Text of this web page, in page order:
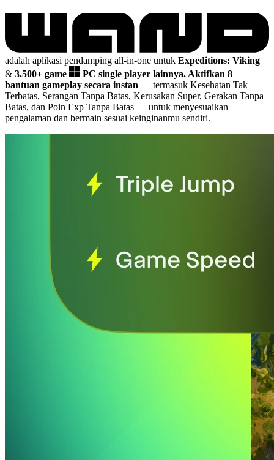
adalah aplikasi pendamping all-in-one untuk Expeditions: Viking
& 3.500+ game PC single player lainnya. Aktifkan 8
bantuan gameplay secara instan — termasuk Kesehatan Tak
Terbatas, Serangan Tanpa Batas, Kerusakan Super, Gerakan Tanpa
Batas, dan Poin Exp Tanpa Batas — untuk menyesuaikan
pengalaman dan bermain sesuai keinginanmu sendiri.